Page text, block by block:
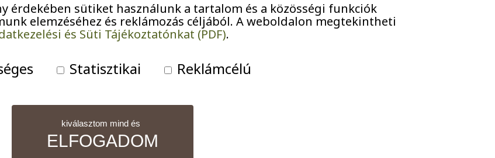
III-IV. Csepel
idősek otthona
utcákkal és zöldellő parkkal körülvett otthonunk lakói egyszerre
érdekében sütiket használunk a tartalom és a közösségi funkciók
elemzéséhez és reklámozás céljából. A weboldalon megtekintheti
és Süti Tájékoztatónkat (PDF).
Statisztikai Reklámcélú
kiválasztom mind és
ELFOGADOM